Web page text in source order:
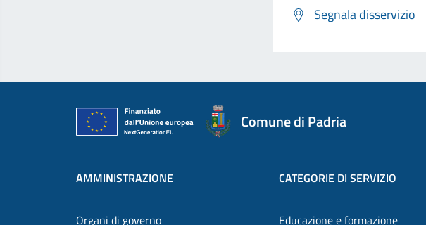
Segnala disservizio
Comune di Padria
AMMINISTRAZIONE
Organi di governo
CATEGORIE DI SERVIZIO
Educazione e formazione